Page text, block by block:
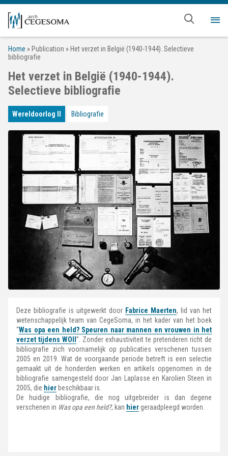
Overslaan en naar de inhoud gaan
Home » Publication » Het verzet in België (1940-1944). Selectieve
bibliografie
Het verzet in België (1940-1944).
Selectieve bibliografie
Wereldoorlog II Bibliografie
Deze bibliografie is uitgewerkt door Fabrice Maerten, lid van het
wetenschappelijk team van CegeSoma, in het kader van het boek
“Was opa een held? Speuren naar mannen en vrouwen in het
verzet tijdens WOII ”. Zonder exhaustiviteit te pretenderen richt de
bibliografie zich voornamelijk op publicaties verschenen tussen
2005 en 2019. Wat de voorgaande periode betreft is een selectie
gemaakt uit de honderden werken en artikels opgenomen in de
bibliografie samengesteld door Jan Laplasse en Karolien Steen in
2005, die hier beschikbaar is.
De huidige bibliografie, die nog uitgebreider is dan degene
verschenen in Was opa een held?, kan hiergeraadpleegd worden.